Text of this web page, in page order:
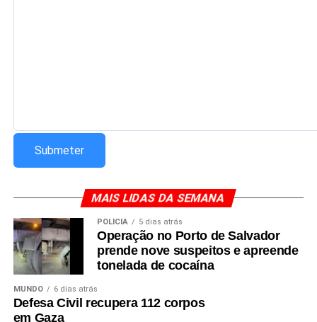
MAIS LIDAS DA SEMANA
POLÍCIA 5 dias atrás
Operação no Porto de Salvador
prende nove suspeitos e apreende
tonelada de cocaína
MUNDO 6 dias atrás
Defesa Civil recupera 112 corpos
em Gaza